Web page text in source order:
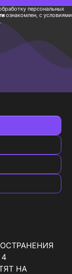
персональных
ознакомлен, с условиями
НА